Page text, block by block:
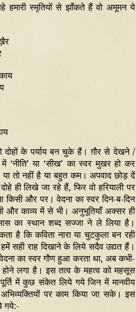
हमारी स्मृतियों से झाँकते हैं वो अमूमन ये
के पर्याय बन चुके हैं। ग़ौर से देखने /
में ‘नीति’ या ‘सीख’ का स्वर मुखर हो कर
तो नहीं है या बहुत कम। अपवाद छोड़ दें
ही लिखे जा रहे हैं, फिर वो हरियाली पर
किसी और पर। वेदना का स्वर दिन-ब-दिन
और काव्य में से भी। अनुभूतियाँ अक्सर ही
का स्थान शब्द सज्जा ने ले लिया है।
कि कविता नारा या चुटकुला बन रही
राह दिखाने के लिये सदैव उद्यत हैं।
का स्वर गौण हुआ करता था, अब कभी-
होने लगा है। इस तत्व के महत्व को महसूस
में कुछ संकेत लिये गये जिन में मानवीय
अभिव्यक्तियों पर काम किया जा सके। इस
गये:-